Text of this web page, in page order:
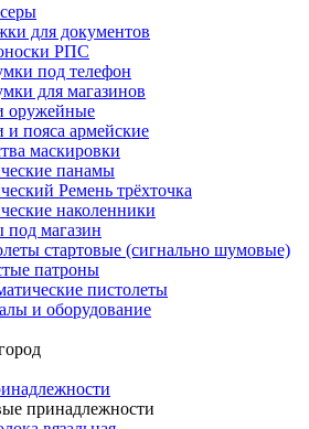
для документов
РПС
под телефон
для магазинов
оружейные
и пояса армейские
маскировки
панамы
Ремень трёхточка
наколенники
под магазин
стартовые (сигнально шумовые)
патроны
пистолеты
и оборудование
принадлежности